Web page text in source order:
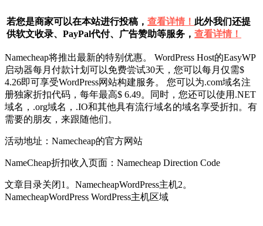
若您是商家可以在本站进行投稿， 查看详情！ 此外我们还提
供软文收录、PayPal代付、广告赞助等服务， 查看详情！
Namecheap将推出最新的特别优惠。 WordPress Host的EasyWP
启动器每月付款计划可以免费尝试30天，您可以每月仅需$
4.26即可享受WordPress网站构建服务。 您可以为.com域名注
册独家折扣代码，每年最高$ 6.49。同时，您还可以使用.NET
域名，.org域名，.IO和其他具有流行域名的域名享受折扣。有
需要的朋友，来跟随他们。
活动地址：Namecheap的官方网站
NameCheap折扣收入页面：Namecheap Direction Code
文章目录关闭1。NamecheapWordPress主机2。
NamecheapWordPress WordPress主机区域